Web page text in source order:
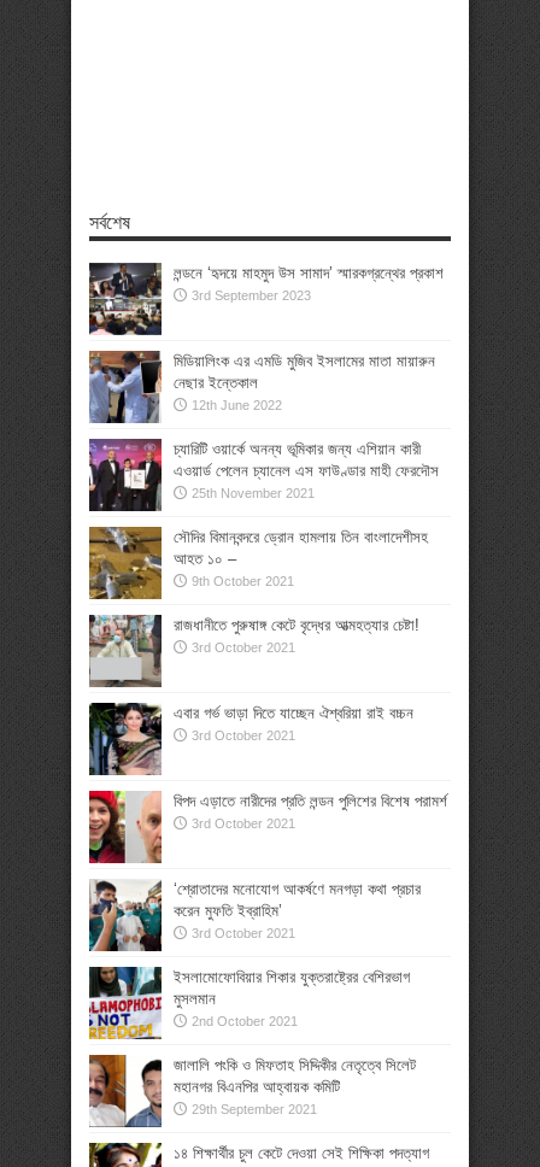
সর্বশেষ
লন্ডনে ‘হৃদয়ে মাহমুদ উস সামাদ’ স্মারকগ্রন্থের প্রকাশ
3rd September 2023
মিডিয়ালিংক এর এমডি মুজিব ইসলামের মাতা মায়ারুন
নেছার ইন্তেকাল
12th June 2022
চ্যারিটি ওয়ার্কে অনন্য ভূমিকার জন্য এশিয়ান কারী
এওয়ার্ড পেলেন চ্যানেল এস ফাউণ্ডার মাহী ফেরদৌস
25th November 2021
সৌদির বিমানবন্দরে ড্রোন হামলায় তিন বাংলাদেশীসহ
আহত ১০ –
9th October 2021
রাজধানীতে পুরুষাঙ্গ কেটে বৃদ্ধের আত্মহত্যার চেষ্টা!
3rd October 2021
এবার গর্ভ ভাড়া দিতে যাচ্ছেন ঐশ্বরিয়া রাই বচ্চন
3rd October 2021
বিপদ এড়াতে নারীদের প্রতি লন্ডন পুলিশের বিশেষ পরামর্শ
3rd October 2021
‘শ্রোতাদের মনোযোগ আকর্ষণে মনগড়া কথা প্রচার
করেন মুফতি ইব্রাহিম’
3rd October 2021
ইসলামোফোবিয়ার শিকার যুক্তরাষ্ট্রের বেশিরভাগ
মুসলমান
2nd October 2021
জালালি পংকি ও মিফতাহ সিদ্দিকীর নেতৃত্বে সিলেট
মহানগর বিএনপির আহ্বায়ক কমিটি
29th September 2021
১৪ শিক্ষার্থীর চুল কেটে দেওয়া সেই শিক্ষিকা পদত্যাগ